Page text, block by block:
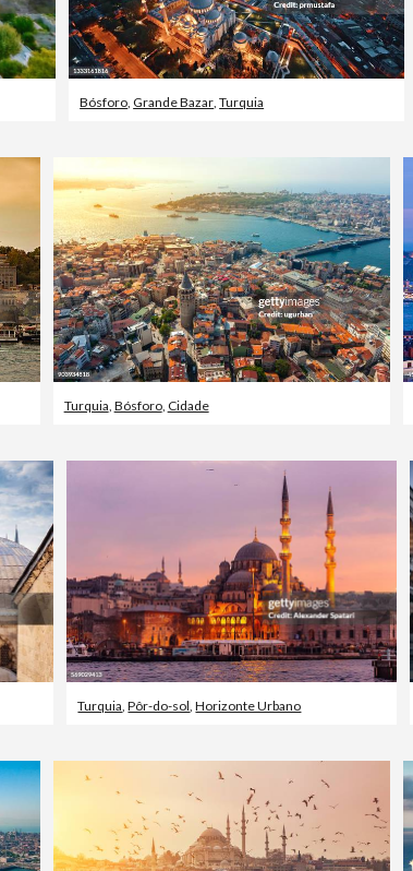
Bósforo Grande Bazar ,Turquia
Turquia, Bósforo, Cidade
Turquia ,Pôr-do-sol ,Horizonte Urbano